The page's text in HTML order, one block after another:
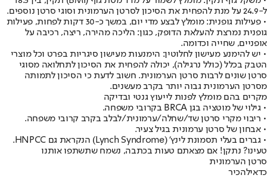
ל-24.9 על מנת להפחית את הסיכון לסרטן הערמונית וסוגי סרטן נוספים.
• פעילות גופנית: מומלץ לבצע מדי יום, במשך כ-30 דקות לפחות, פעילות
גופנית נמרצת להעלאת הדופק, כגון: הליכה מהירה, ריצה, רכיבה על
אופניים, שחייה וכדומה.
• יש להימנע מעישון לחלוטין: הימנעות מעישון סיגריות בפרט וכל מוצרי
הטבק בכלל (כולל נרגילה), יכולה להפחית את הסיכון לתחלואה מסוגי
סרטן שונים לרבות סרטן הערמונית. חשוב לדעת כי הסיכון לתמותה
מסרטן הערמונית גבוה יותר בקרב מעשנים.
מקרים בהם מומלץ לפנות לייעוץ גנטי ובדיקה
• גילוי של מוטציה בגן BRCA בקרובי משפחה.
• ריבוי מקרי סרטן שד/שחלה/ערמונית/לבלב בקרב קרובי משפחה.
• אבחון של סרטן ערמונית בגיל צעיר.
• גברים בעלי תסמונת לינץ' (Lynch Syndrome) הנקראת גם HNPCC.
טעינו? נתקן! אם מצאתם טעות בכתבה, נשמח שתשתפו אותנו
סרטן הערמונית
כדאילהכיר